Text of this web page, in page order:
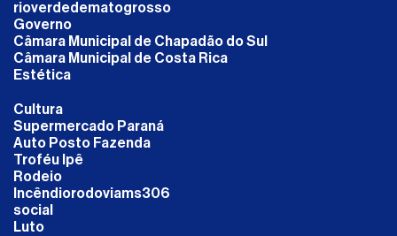
rioverdedematogrosso
Governo
Câmara Municipal de Chapadão do Sul
Câmara Municipal de Costa Rica
Estética
Cultura
Supermercado Paraná
Auto Posto Fazenda
Troféu Ipê
Rodeio
Incêndiorodoviams306
social
Luto